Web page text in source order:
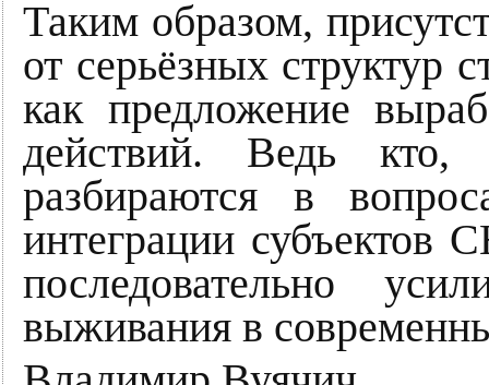
Таким образом,
от серьёзных структур
как предложение
действий. Ведь
разбираются в
интеграции субъектов
последовательно
выживания в